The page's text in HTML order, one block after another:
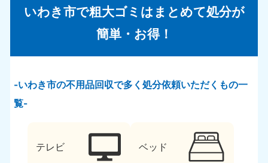
いわき市で粗大ゴミはまとめて処分が
簡単・お得！
いわき市の不用品回収で多く処分依頼いただくもの一
覧
テレビ ベッド